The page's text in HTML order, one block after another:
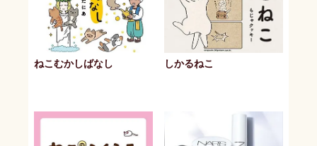
ねこむかしばなし しかるねこ